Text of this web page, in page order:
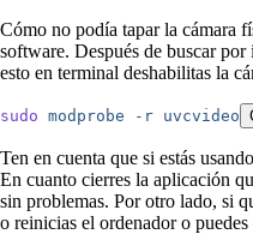
Cómo no podía tapar la cámara
software. Después de buscar
esto en terminal deshabilitas la
sudo modprobe -r uvcvideo
Ten en cuenta que si estás
En cuanto cierres la aplicación
sin problemas. Por otro lado, si
o reinicias el ordenador o